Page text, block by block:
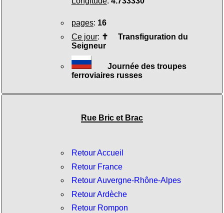
pages: 16
Ce jour: ✝ Transfiguration du
Seigneur
Journée des troupes
ferroviaires russes
Rue Bric et Brac
Retour Accueil
Retour France
Retour Auvergne-Rhône-Alpes
Retour Ardèche
Retour Rompon